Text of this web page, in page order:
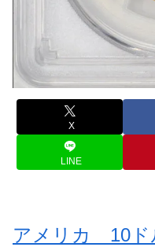
X
LINE
アメリカ 10ド